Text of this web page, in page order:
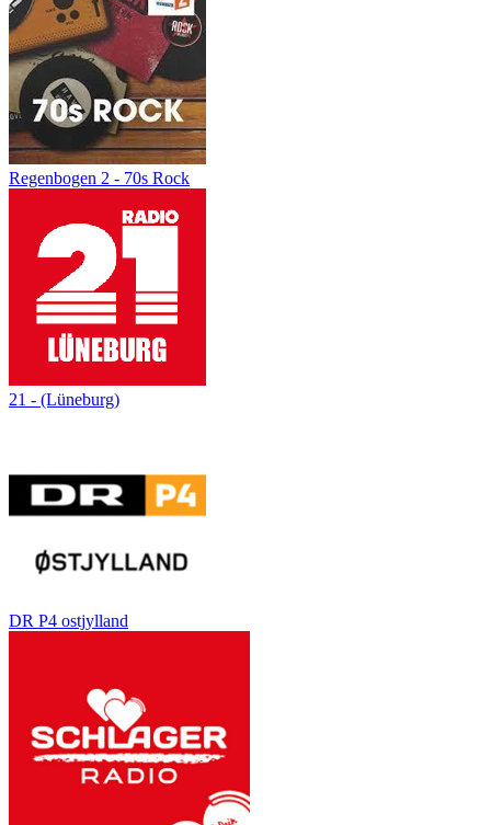
Regenbogen 2 - 70s Rock
21 - (Lüneburg)
DR P4 ostjylland